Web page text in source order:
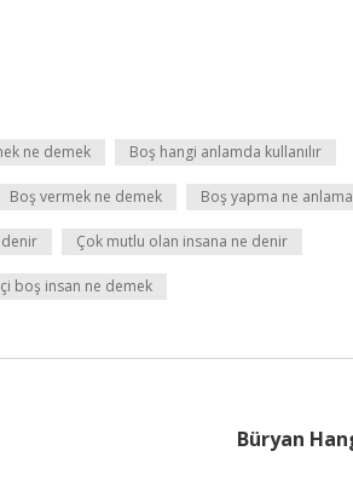
ne demek Boş hangi anlamda kullanılır
Boş vermek ne demek Boş yapma ne
denir Çok mutlu olan insana ne denir
boş insan ne demek
Büryan